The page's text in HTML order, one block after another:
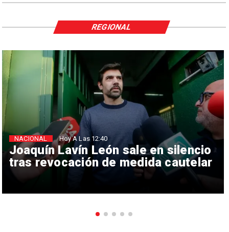
Joaquín Lavín León sale en silencio
tras revocación de medida cautelar
NACIONAL Hoy A Las 12:40
REGIONAL